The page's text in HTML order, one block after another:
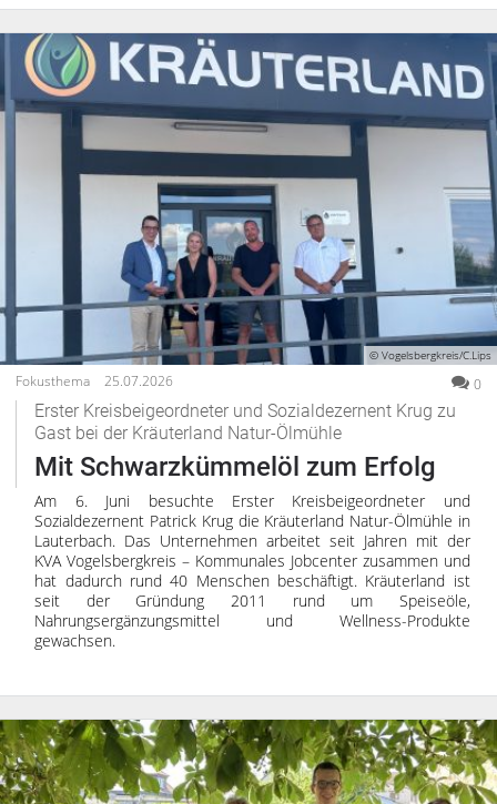
© Vogelsbergkreis/C.Lips
Fokusthema 25.07.2026 0
Erster Kreisbeigeordneter und Sozialdezernent Krug zu
Gast bei der Kräuterland Natur-Ölmühle
Mit Schwarzkümmelöl zum Erfolg
Am 6. Juni besuchte Erster Kreisbeigeordneter und
Sozialdezernent Patrick Krug die Kräuterland Natur-Ölmühle in
Lauterbach. Das Unternehmen arbeitet seit Jahren mit der
KVA Vogelsbergkreis – Kommunales Jobcenter zusammen und
hat dadurch rund 40 Menschen beschäftigt. Kräuterland ist
seit der Gründung 2011 rund um Speiseöle,
Nahrungsergänzungsmittel und Wellness-Produkte
gewachsen.